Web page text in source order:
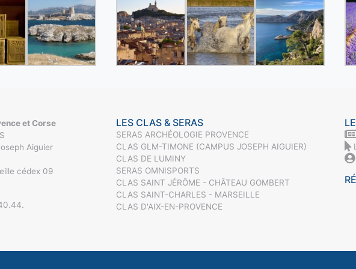
et Corse
Aiguier
cédex 09
LES CLAS & SERAS
SERAS ARCHÉOLOGIE PROVENCE
CLAS GLM-TIMONE (CAMPUS JOSEPH AIGUIER)
CLAS DE LUMINY
SERAS OMNISPORTS
CLAS SAINT JÉRÔME - CHÂTEAU GOMBERT
CLAS SAINT-CHARLES - MARSEILLE
CLAS D'AIX-EN-PROVENCE